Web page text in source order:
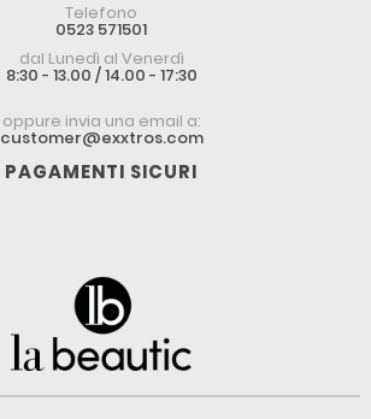
Telefono
0523 571501
dal Lunedì al Venerdì
8:30 - 13.00 / 14.00 - 17:30
oppure invia una email a:
customer@exxtros.com
PAGAMENTI SICURI